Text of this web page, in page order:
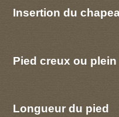
Insertion du
Pied creux ou plein
Longueur du pied